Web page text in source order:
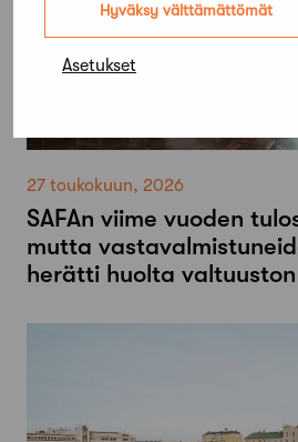
Hyväksy välttämättömät
Asetukset
27 toukokuun, 2026
SAFAn viime vuoden
mutta
herätti huolta valtuuston